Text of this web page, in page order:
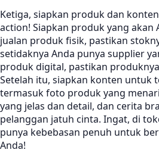
Ketiga, siapkan produk dan
action! Siapkan produk yang akan
jualan produk fisik, pastikan
setidaknya Anda punya supplier
produk digital, pastikan
Setelah itu, siapkan konten untuk
termasuk foto produk yang
yang jelas dan detail, dan cerita
pelanggan jatuh cinta. Ingat, di
punya kebebasan penuh untuk
Anda!